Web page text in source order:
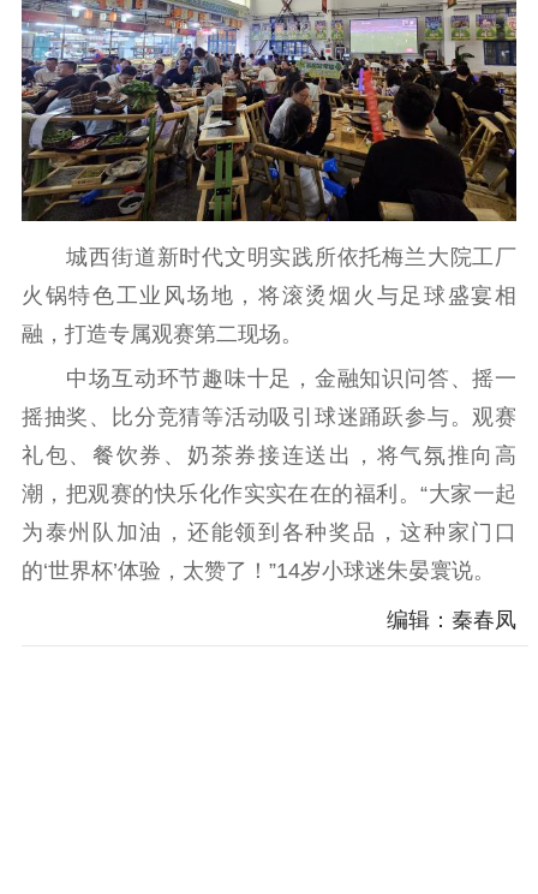
城西街道新时代文明实践所依托梅兰大院工厂
火锅特色工业风场地，将滚烫烟火与足球盛宴相
融，打造专属观赛第二现场。
中场互动环节趣味十足，金融知识问答、摇一
摇抽奖、比分竞猜等活动吸引球迷踊跃参与。观赛
礼包、餐饮券、奶茶券接连送出，将气氛推向高
潮，把观赛的快乐化作实实在在的福利。“大家一起
为泰州队加油，还能领到各种奖品，这种家门口
的‘世界杯’体验，太赞了！”14岁小球迷朱晏寰说。
编辑：秦春凤